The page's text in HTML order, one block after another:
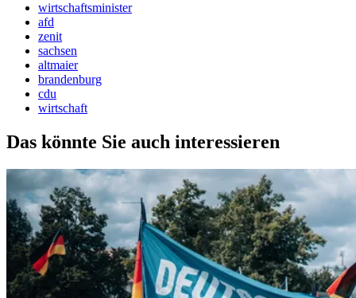
wirtschaftsminister
afd
zenit
sachsen
altmaier
brandenburg
cdu
wirtschaft
Das könnte Sie auch interessieren